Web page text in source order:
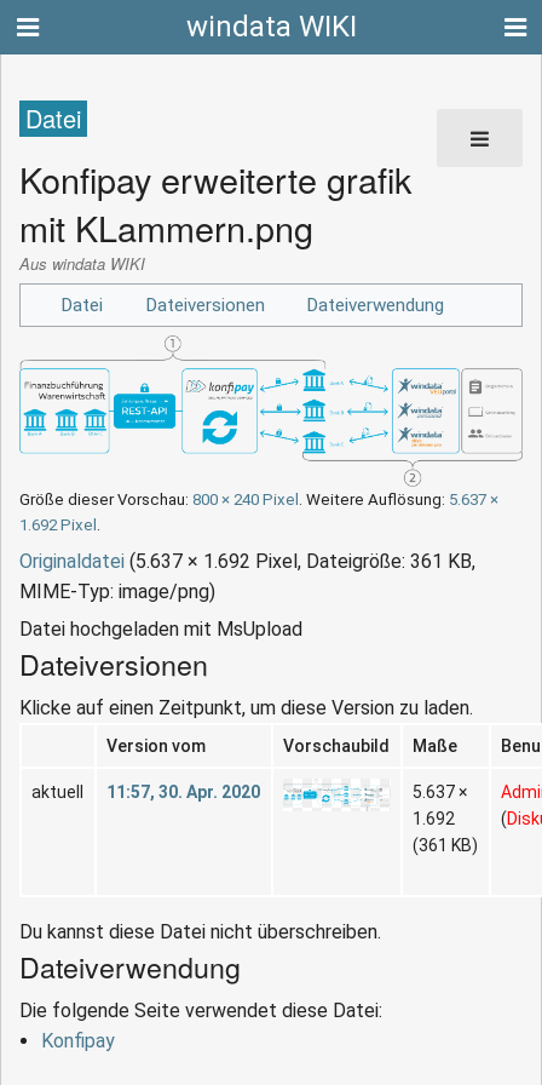
windata WIKI
Datei
Konfipay erweiterte grafik
mit KLammern.png
Aus windata WIKI
Datei Dateiversionen Dateiverwendung
Größe dieser Vorschau: 800 × 240 Pixel . Weitere Auflösung: 5.637 ×
1.692 Pixel .
Originaldatei (5.637 × 1.692 Pixel, Dateigröße: 361 KB,
MIME-Typ: image/png)
Datei hochgeladen mit MsUpload
Dateiversionen
Klicke auf einen Zeitpunkt, um diese Version zu laden.
Version vom Vorschaubild Maße
aktuell 11:57, 30. Apr. 2020
5.637 ×
1.692
(361 KB)
(
Du kannst diese Datei nicht überschreiben.
Dateiverwendung
Die folgende Seite verwendet diese Datei:
Konfipay